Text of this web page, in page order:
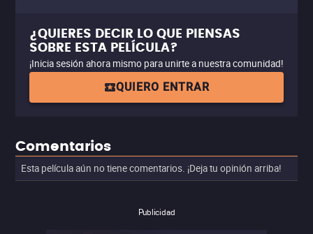
¿QUIERES DECIR LO QUE PIENSAS
SOBRE ESTA PELÍCULA?
¡Inicia sesión ahora mismo para unirte a nuestra comunidad!
QUIERO ENTRAR
Comentarios
Esta película aún no tiene comentarios. ¡Deja tu opinión arriba!
Publicidad